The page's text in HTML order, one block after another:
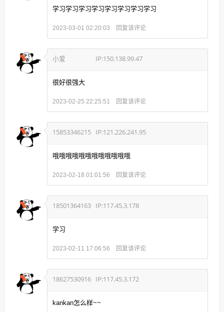
学习学习学习学习学习学习学习学习
2023-03-01 02:20:03 回复该评论
小爱 IP:150.138.99.47
很好很强大
2023-02-25 22:25:51 回复该评论
15853346215 IP:121.226.241.95
哦哦哦哦哦哦哦哦哦哦哦哦
2023-02-18 01:01:56 回复该评论
18501364163 IP:117.45.3.178
学习
2023-02-11 17:06:56 回复该评论
18627530916 IP:117.45.3.172
kankan怎么样~~